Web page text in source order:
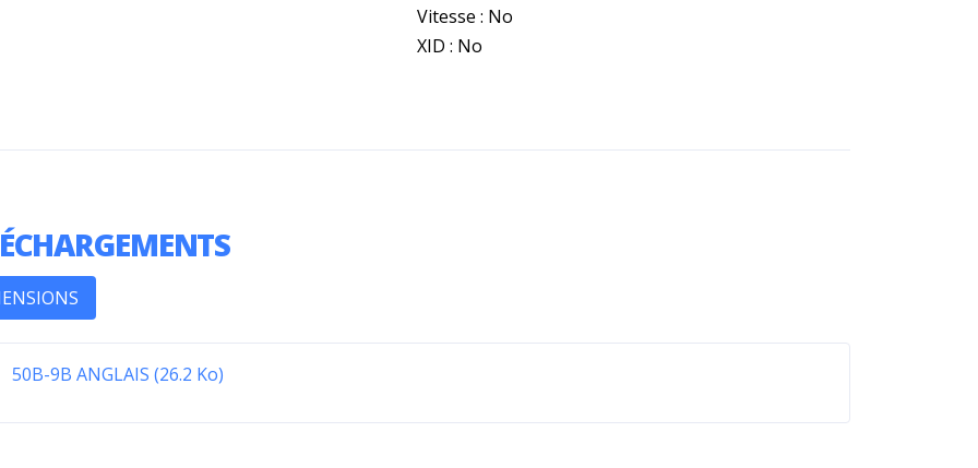
Vitesse : No
XID : No
50B-9B ANGLAIS (26.2 Ko)